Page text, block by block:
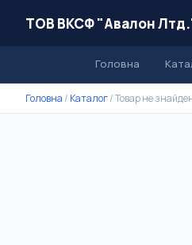
ТОВ ВКСФ "Авалон
Головна
Головна / Каталог/Товар не